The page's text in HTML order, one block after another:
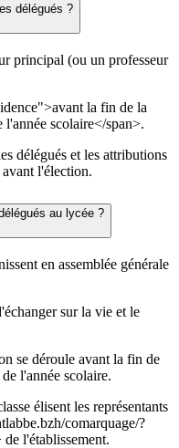
délégués ?
principal (ou un professeur
la fin de la
scolaire</span>.
délégués et les attributions
l'élection.
au lycée ?
en assemblée générale
sur la vie et le
se déroule avant la fin de
l'année scolaire.
élisent les représentants
comarquage/?
l'établissement.